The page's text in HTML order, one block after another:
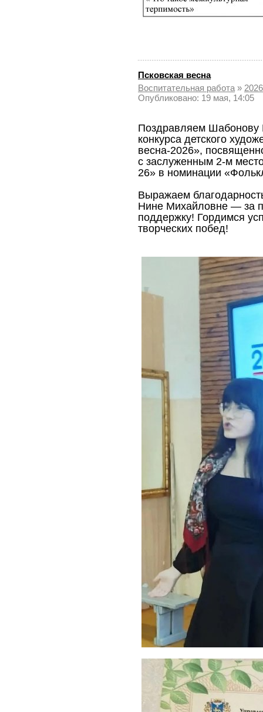
Псковская весна
Воспитательная работа »
Опубликовано: 19 мая, 14:05
Поздравляем Шабонову
конкурса детского
весна-2026»,
с заслуженным 2‑м
26» в номинации
Выражаем
Нине Михайловне — за
поддержку! Гордимся
творческих побед!